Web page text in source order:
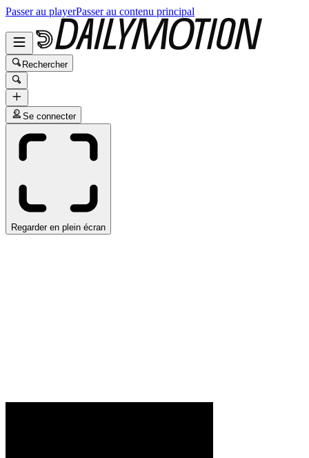
Passer au playerPasser au contenu principal
Rechercher
Se connecter
Regarder en plein écran